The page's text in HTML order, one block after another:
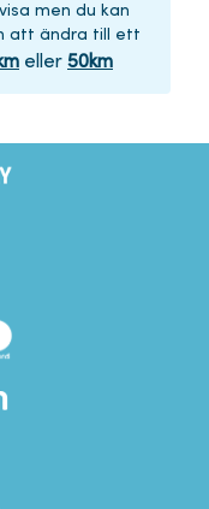
men du kan
att ändra till ett
eller 50km